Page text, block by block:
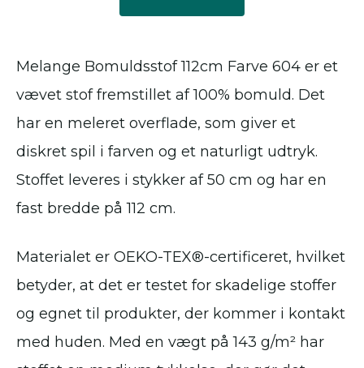
Melange Bomuldsstof 112cm Farve 604 er et
vævet stof fremstillet af 100% bomuld. Det
har en meleret overflade, som giver et
diskret spil i farven og et naturligt udtryk.
Stoffet leveres i stykker af 50 cm og har en
fast bredde på 112 cm.
Materialet er OEKO-TEX®-certificeret, hvilket
betyder, at det er testet for skadelige stoffer
og egnet til produkter, der kommer i kontakt
med huden. Med en vægt på 143 g/m² har